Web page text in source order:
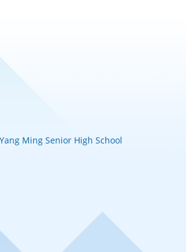
Ming Senior High School